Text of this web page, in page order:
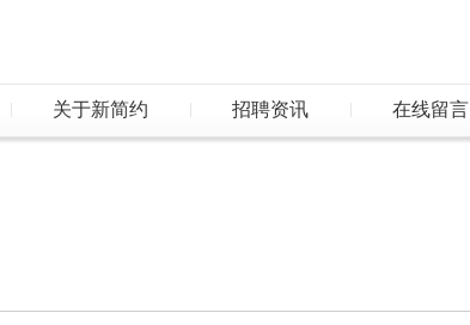
关于新简约 招聘资讯 在线留言